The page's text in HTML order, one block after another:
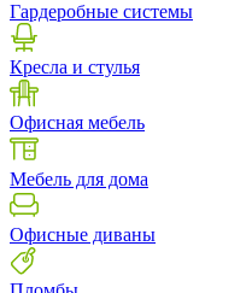
Гардеробные системы
Кресла и стулья
Офисная мебель
Мебель для дома
Офисные диваны